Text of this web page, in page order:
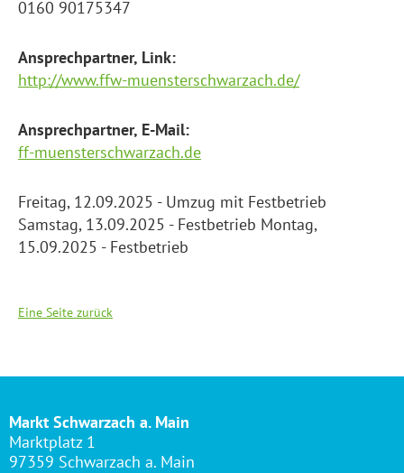
0160 90175347
Ansprechpartner, Link:
http://www.ffw-muensterschwarzach.de/
Ansprechpartner, E-Mail:
ff-muensterschwarzach.de
Freitag, 12.09.2025 - Umzug mit Festbetrieb
Samstag, 13.09.2025 - Festbetrieb Montag,
15.09.2025 - Festbetrieb
Eine Seite zurück
Markt Schwarzach a. Main
Marktplatz 1
97359 Schwarzach a. Main